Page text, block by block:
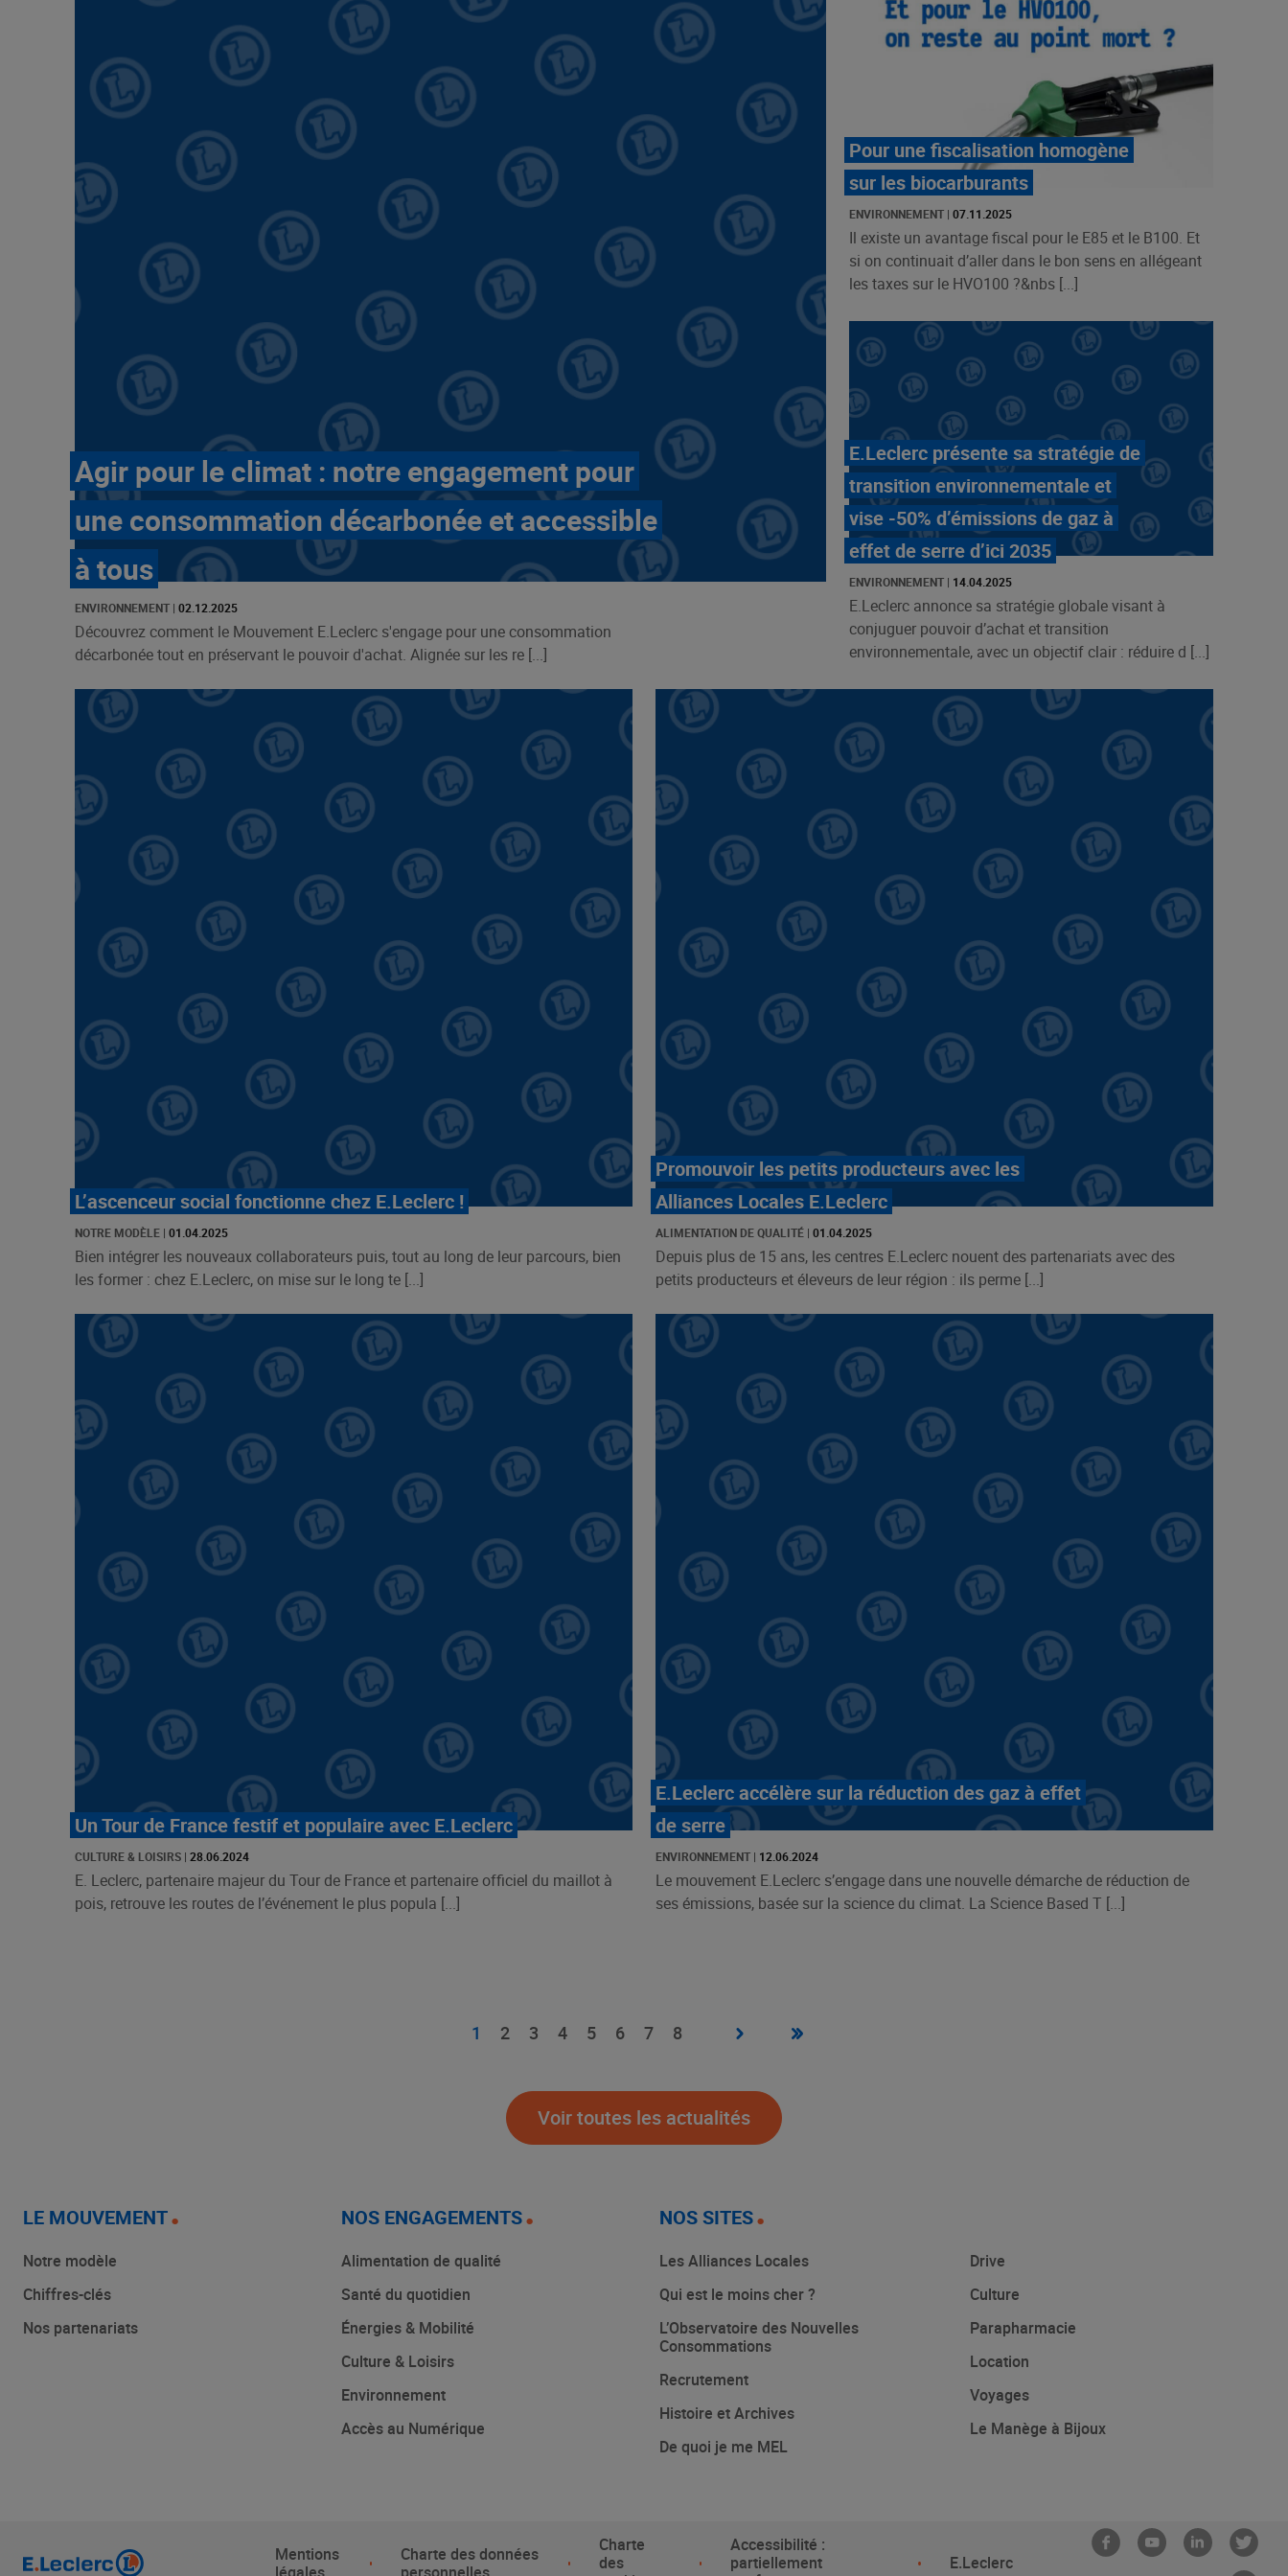
Agir pour le climat : notre engagement pour
une consommation décarbonée et accessible
à tous
ENVIRONNEMENT | 02.12.2025
Découvrez comment le Mouvement E.Leclerc s'engage pour une consommation
décarbonée tout en préservant le pouvoir d'achat. Alignée sur les re [...]
Pour une fiscalisation homogène
sur les biocarburants
ENVIRONNEMENT | 07.11.2025
Il existe un avantage fiscal pour le E85 et le B100. Et
si on continuait d’aller dans le bon sens en allégeant
les taxes sur le HVO100 ?&nbs [...]
E.Leclerc présente sa stratégie de
transition environnementale et
vise -50% d’émissions de gaz à
effet de serre d’ici 2035
ENVIRONNEMENT | 14.04.2025
E.Leclerc annonce sa stratégie globale visant à
conjuguer pouvoir d’achat et transition
environnementale, avec un objectif clair : réduire d [...]
L’ascenceur social fonctionne chez E.Leclerc !
NOTRE MODÈLE | 01.04.2025
Bien intégrer les nouveaux collaborateurs puis, tout au long de leur parcours, bien
les former : chez E.Leclerc, on mise sur le long te [...]
Promouvoir les petits producteurs avec les
Alliances Locales E.Leclerc
ALIMENTATION DE QUALITÉ | 01.04.2025
Depuis plus de 15 ans, les centres E.Leclerc nouent des partenariats avec des
petits producteurs et éleveurs de leur région : ils perme [...]
Un Tour de France festif et populaire avec E.Leclerc
CULTURE & LOISIRS | 28.06.2024
E. Leclerc, partenaire majeur du Tour de France et partenaire officiel du maillot à
pois, retrouve les routes de l’événement le plus popula [...]
E.Leclerc accélère sur la réduction des gaz à effet
de serre
ENVIRONNEMENT | 12.06.2024
Le mouvement E.Leclerc s’engage dans une nouvelle démarche de réduction de
ses émissions, basée sur la science du climat. La Science Based T [...]
Page
1 Page
2 Page
3 Page
4 Page
5 Page
6 Page
7 Page
8
suivante
Dernière
page
»
Voir toutes les actualités
LE MOUVEMENT
Notre modèle
Chiffres-clés
Nos partenariats
NOS ENGAGEMENTS
Alimentation de qualité
Santé du quotidien
Énergies & Mobilité
Culture & Loisirs
Environnement
Accès au Numérique
NOS SITES
Les Alliances Locales
Qui est le moins cher ?
L’Observatoire des Nouvelles
Consommations
Recrutement
Histoire et Archives
De quoi je me MEL
Drive
Culture
Parapharmacie
Location
Voyages
Le Manège à Bijoux
Mentions
Charte des données
Charte
des
Accessibilité :
partiellement
E.Leclerc